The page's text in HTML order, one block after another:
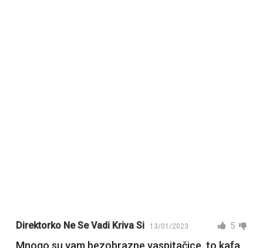
Direktorko Ne Se Vadi Kriva Si 13/01/2023 5
Mnogo su vam bezobrazne vaspitačice, to kafa,